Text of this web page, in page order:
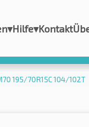
▾Hilfe▾Kontakt
195/70R15C 104/102T